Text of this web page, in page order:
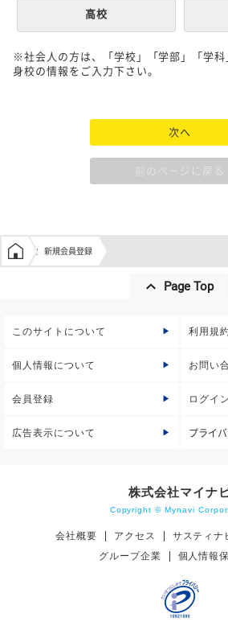
高校
※社会人の方は、「学校」「学部」「学科
身校の情報をご入力下さい。
次へ
前のページに戻る
学生の窓口トップ
新規会員登録
Page Top
このサイトについて 利用規
個人情報について お問い
会員登録 ログイン
広告表示について プライ
株式会社マイナ
Copyright © Mynavi
会社概要 アクセス サスティナ
グループ企業
個人情報